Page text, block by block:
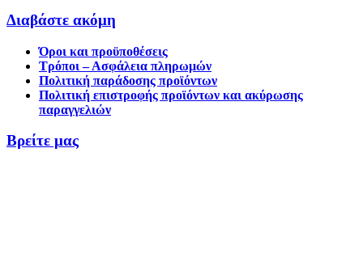
Διαβάστε ακόμη
Όροι και προϋποθέσεις
Τρόποι – Ασφάλεια πληρωμών
Πολιτική παράδοσης προϊόντων
Πολιτική επιστροφής προϊόντων και ακύρωσης
παραγγελιών
Βρείτε μας